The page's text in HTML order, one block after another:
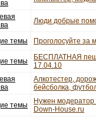
Люди добрые
темы Проголосуйте за
темы
БЕСПЛАТНАЯ
17.04.10
Алкотестер,
бейсболка,
темы
Нужен модератор
Down-House.ru